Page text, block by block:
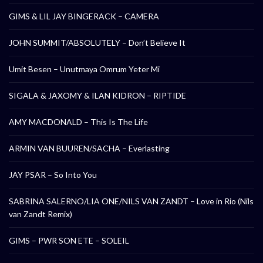
GIMS & LIL JAY BINGERACK – CAMERA
JOHN SUMMIT/ABSOLUTELY – Don’t Believe It
Umit Besen – Unutmaya Omrum Yeter Mi
SIGALA & JAXOMY & ILAN KIDRON – RIPTIDE
AMY MACDONALD – This Is The Life
ARMIN VAN BUUREN/SACHA – Everlasting
JAY PSAR – So Into You
SABRINA SALERNO/LIA ONE/NILS VAN ZANDT – Love in Rio (Nils
van Zandt Remix)
GIMS – PWR SON ETE – SOLEIL